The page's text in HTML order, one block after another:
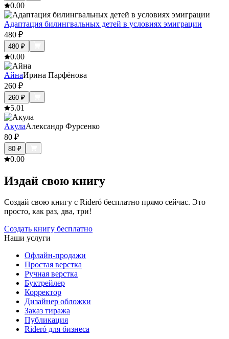
0.00
Адаптация билингвальных детей в условиях эмиграции
480 ₽
480 ₽
0.00
АйнаИрина Парфёнова
260 ₽
260 ₽
5.01
АкулаАлександр Фурсенко
80 ₽
80 ₽
0.00
Издай свою книгу
Создай свою книгу с Rideró бесплатно прямо сейчас. Это
просто, как раз, два, три!
Создать книгу бесплатно
Наши услуги
Офлайн-продажи
Простая верстка
Ручная верстка
Буктрейлер
Корректор
Дизайнер обложки
Заказ тиража
Публикация
Rideró для бизнеса